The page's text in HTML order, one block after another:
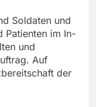
Soldaten und
Patienten im In-
und
Auf
der